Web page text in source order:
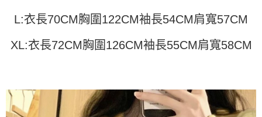
三、聲明條款
所提供，並由 AFTEE 向您收取款項。因使用本服務所須提供之個人資料(包
若款項超過繳費期限，將根據當次的金額加收年利率 16% 的逾期滯納金。
L:衣長70CM胸圍122CM袖長54CM肩寬57CM
XL:衣長72CM胸圍126CM袖長55CM肩寬58CM